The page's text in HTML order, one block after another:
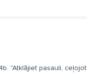
"Atklājiet pasauli, ceļojot